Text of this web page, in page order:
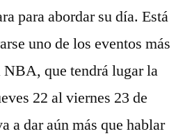
para abordar su día. Está
uno de los eventos más
que tendrá lugar la
22 al viernes 23 de
a dar aún más que hablar